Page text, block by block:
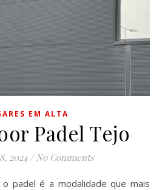
EM ALTA
Padel Tejo
2024 / No Comments